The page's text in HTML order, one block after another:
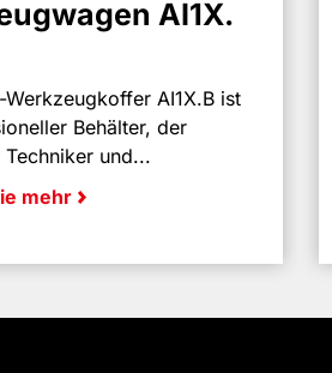
AI1X.
Werkzeugkoffer AI1X.B ist
Behälter, der
und...
mehr